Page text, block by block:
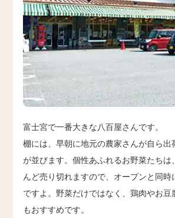
富士宮で一番大きな八百屋さんです。
棚には、早朝に地元の農家さんが自ら出
が並びます。個性あふれるお野菜たちは
んど売り切れますので、オープンと同時
ですよ。野菜だけではなく、鶏肉やお豆
もおすすめです。